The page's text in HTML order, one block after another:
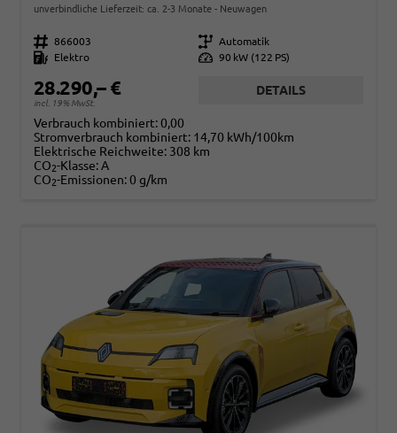
unverbindliche Lieferzeit: ca. 2-3 Monate Neuwagen
Fahrzeugnr. 866003 Getriebe Automatik
Kraftstoff
Elektro Leistung 90 kW (122 PS)
28.290,– €
incl. 19% MwSt.
DETAILS
Verbrauch kombiniert:0,00
Stromverbrauch kombiniert: 14,70 kWh/100km
Elektrische Reichweite: 308 km
CO2-Klasse:A
CO2-Emissionen:0 g/km